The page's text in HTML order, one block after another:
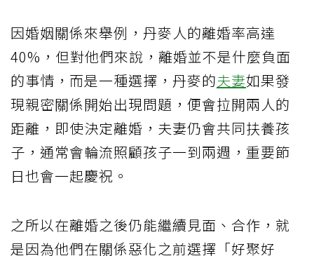
因婚姻關係來舉例，丹麥人的離婚率高達
40%，但對他們來說，離婚並不是什麼負面
的事情，而是一種選擇，丹麥的夫妻如果發
現親密關係開始出現問題，便會拉開兩人的
距離，即使決定離婚，夫妻仍會共同扶養孩
子，通常會輪流照顧孩子一到兩週，重要節
日也會一起慶祝。
之所以在離婚之後仍能繼續見面、合作，就
是因為他們在關係惡化之前選擇「好聚好